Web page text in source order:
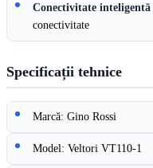
Conectivitate inteligentă
conectivitate
Specificații tehnice
Marcă: Gino Rossi
Model: Veltori VT110-1